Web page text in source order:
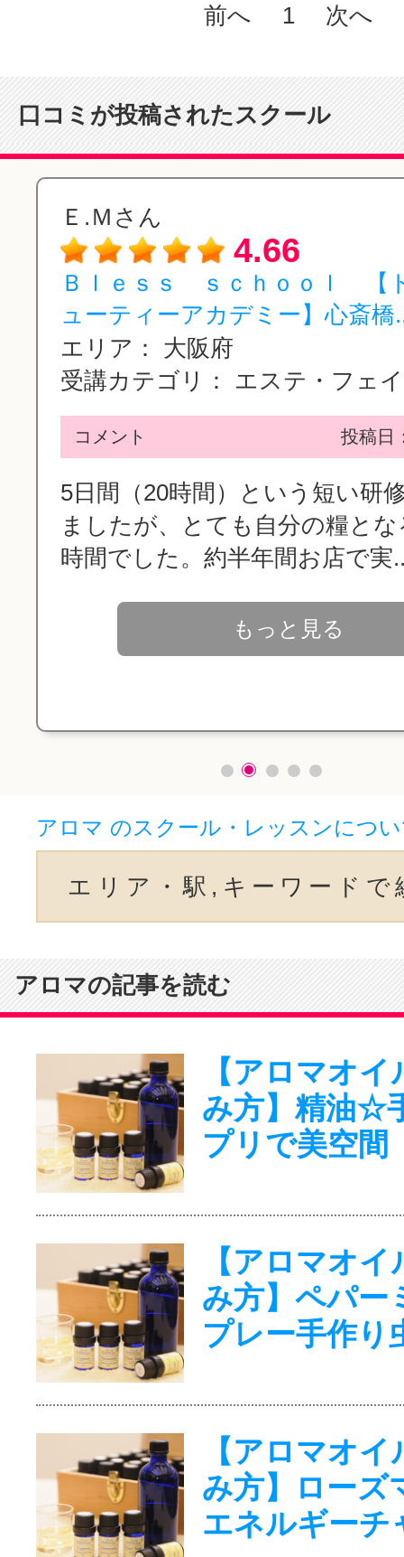
前へ 1 次へ
口コミが投稿されたスクール
Ｅ.Ｍさん
4.66
Ｂｌｅｓｓ ｓｃｈｏｏｌ 【
ューティーアカデミー】心斎橋
エリア：
大阪府
受講カテゴリ：
エステ・フェ
コメント 投稿日
5日間（20時間）という短い研
ましたが、とても自分の糧と
時間でした。約半年間お店で実
もっと見る
アロマ のスクール・レッスンにつ
エリア・駅,キーワードで
アロマの記事を読む
【アロマオ
み方】精油☆
プリで美空間
【アロマオ
み方】ペパー
プレー手作り
【アロマオ
み方】ローズ
エネルギーチ